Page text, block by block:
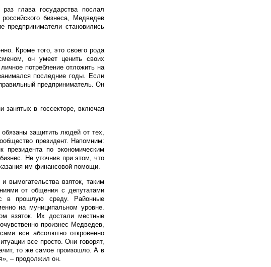
глава государства послал
бизнеса, Медведев
становились
Кроме того, это своего рода
он умеет ценить своих
потребление отложить на
последние годы. Если
предприниматель. Он
занятых в госсекторе, включая
защитить людей от тех,
президент. Напомним:
по экономическим
Не уточнив при этом, что
им финансовой помощи.
вымогательства взяток, таким
от общения с депутатами
в прошлую среду. Районные
на муниципальном уровне.
взяток. Их достали местные
произнес Медведев,
все абсолютно откровенно
все просто. Они говорят,
то же самое произошло. А в
– продолжил он.